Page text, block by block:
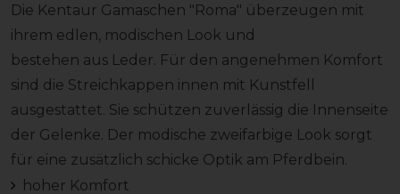
Die Kentaur Gamaschen "Roma" überzeugen mit
ihrem edlen, modischen Look und
bestehen aus Leder. Für den angenehmen Komfort
sind die Streichkappen innen mit Kunstfell
ausgestattet. Sie schützen zuverlässig die Innenseite
der Gelenke. Der modische zweifarbige Look sorgt
für eine zusätzlich schicke Optik am Pferdbein.
hoher Komfort